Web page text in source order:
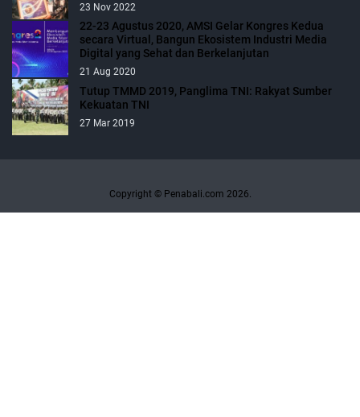
23 Nov 2022
22-23 Agustus 2020, AMSI Gelar Kongres Kedua
secara Virtual, Bangun Ekosistem Industri Media
Digital yang Sehat dan Berkelanjutan
21 Aug 2020
Tutup TMMD 2019, Panglima TNI: Rakyat Sumber
Kekuatan TNI
27 Mar 2019
Copyright © Penabali.com 2026.